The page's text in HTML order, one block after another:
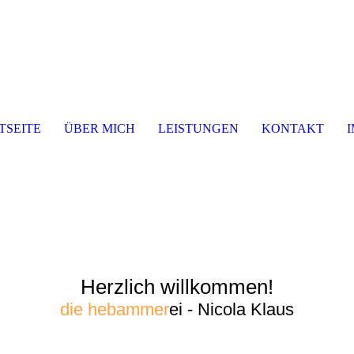
Herzlich willkommen!
die hebammerei - Nicola Klaus
ÜBER MICH LEISTUNGEN KONTAKT